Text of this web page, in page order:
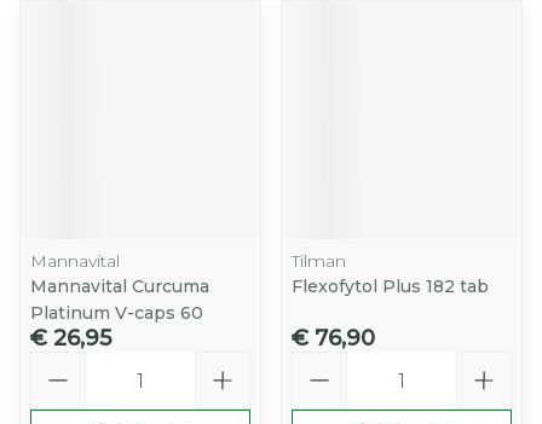
Mannavital
Mannavital Curcuma
Platinum V-caps 60
€ 26,95
Tilman
Flexofytol Plus 182 tab
€ 76,90